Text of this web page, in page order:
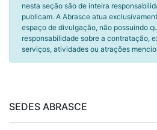
nesta seção são de inteira
publicam. A Abrasce atua
espaço de divulgação, não possuindo
responsabilidade sobre a contratação,
serviços, atividades ou atrações
SEDES ABRASCE